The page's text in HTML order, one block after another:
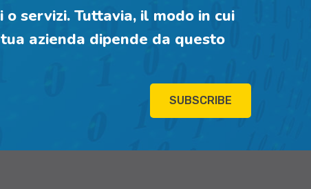
servizi. Tuttavia, il modo in cui
azienda dipende da questo
SUBSCRIBE